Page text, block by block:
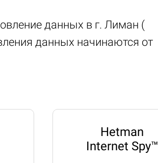
данных в г. Лиман (
данных начинаются от
Hetman
Internet Spy™